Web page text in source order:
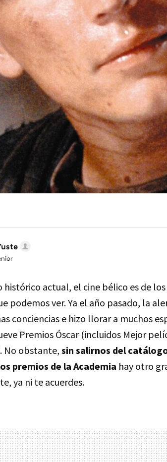
histórico actual, el cine bélico es de
podemos ver. Ya el año pasado, la
conciencias e hizo llorar a muchos
Premios Óscar (incluidos Mejor
No obstante,sin salirnos del
premios de la Academia hay otro
ya ni te acuerdes.